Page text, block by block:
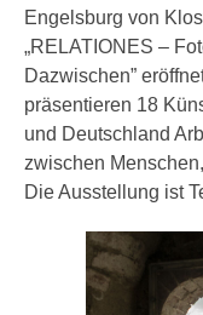
Engelsburg von
„RELATIONES –
Dazwischen”
präsentieren 18
und Deutschland
zwischen
Die Ausstellung ist